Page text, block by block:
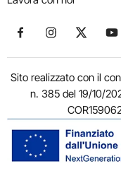
Seguici su Facebook
Seguici su
Seguici
Sito realizzato con il
n. 385 del 19/10/